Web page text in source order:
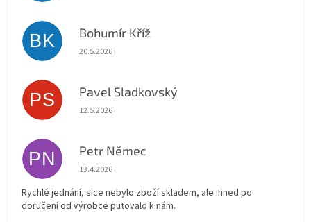
BK Bohumír Kříž
Hodnocení obchodu je 5 z 5 hvězdiček.
20.5.2026
PS Pavel Sladkovský
Hodnocení obchodu je 5 z 5 hvězdiček.
12.5.2026
PN Petr Němec
Hodnocení obchodu je 5 z 5 hvězdiček.
13.4.2026
Rychlé jednání, sice nebylo zboží skladem, ale ihned po
doručení od výrobce putovalo k nám.